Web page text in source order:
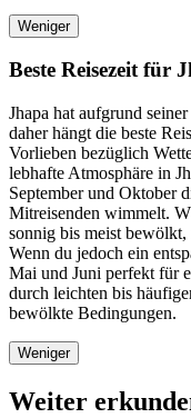
Weniger
Beste Reisezeit für
Jhapa hat aufgrund
daher hängt die beste
Vorlieben bezüglich
lebhafte Atmosphäre in
September und Oktober
Mitreisenden wimmelt.
sonnig bis meist
Wenn du jedoch ein
Mai und Juni perfekt für
durch leichten bis
bewölkte Bedingungen.
Weniger
Weiter